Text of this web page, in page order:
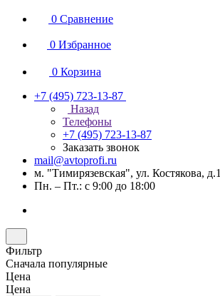
0 Сравнение
0 Избранное
0 Корзина
+7 (495) 723-13-87
Назад
Телефоны
+7 (495) 723-13-87
Заказать звонок
mail@avtoprofi.ru
м. "Тимирязевская", ул. Костякова,
Пн. – Пт.: с 9:00 до 18:00
Фильтр
Сначала популярные
Цена
Цена